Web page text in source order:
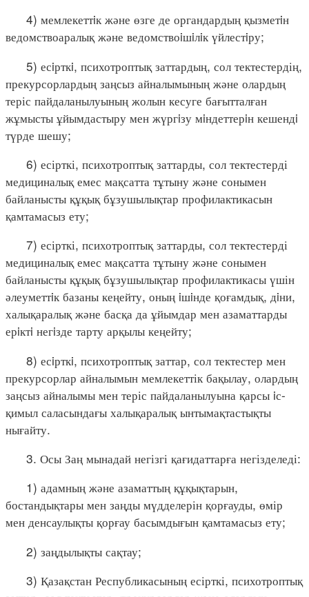
4) мемлекеттiк және өзге де органдардың қызметiн
ведомствоаралық және ведомствоiшiлiк үйлестiру;
5) есiрткi, психотроптық заттардың, сол тектестердің,
прекурсорлардың заңсыз айналымының және олардың
теріс пайдаланылуының жолын кесуге бағытталған
жұмысты ұйымдастыру мен жүргiзу мiндеттерiн кешендi
түрде шешу;
6) есірткі, психотроптық заттарды, сол тектестерді
медициналық емес мақсатта тұтыну және сонымен
байланысты құқық бұзушылықтар профилактикасын
қамтамасыз ету;
7) есірткі, психотроптық заттарды, сол тектестерді
медициналық емес мақсатта тұтыну және сонымен
байланысты құқық бұзушылықтар профилактикасы үшін
әлеуметтiк базаны кеңейту, оның iшiнде қоғамдық, дiни,
халықаралық және басқа да ұйымдар мен азаматтарды
ерiктi негiзде тарту арқылы кеңейту;
8) есiрткi, психотроптық заттар, сол тектестер мен
прекурсорлар айналымын мемлекеттік бақылау, олардың
заңсыз айналымы мен теріс пайдаланылуына қарсы iс-
қимыл саласындағы халықаралық ынтымақтастықты
нығайту.
3. Осы Заң мынадай негізгі қағидаттарға негізделеді:
1) адамның және азаматтың құқықтарын,
бостандықтары мен заңды мүдделерін қорғауды, өмір
мен денсаулықты қорғау басымдығын қамтамасыз ету;
2) заңдылықты сақтау;
3) Қазақстан Республикасының есірткі, психотроптық